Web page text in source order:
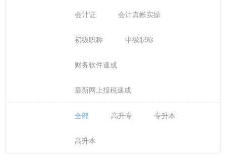
会计证 会计真帐实操
初级职称 中级职称
财务软件速成
最新网上报税速成
全部 高升专 专升本
高升本